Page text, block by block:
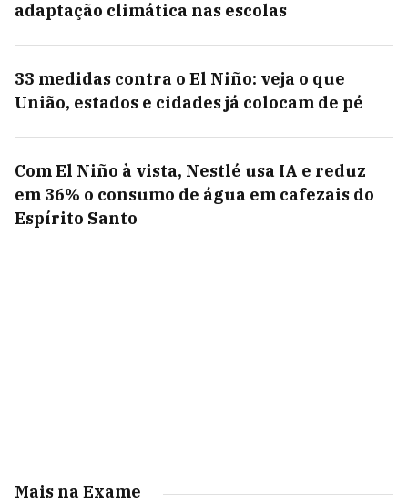
adaptação climática nas escolas
33 medidas contra o El Niño: veja o que
União, estados e cidades já colocam de pé
Com El Niño à vista, Nestlé usa IA e reduz
em 36% o consumo de água em cafezais do
Espírito Santo
Mais na Exame